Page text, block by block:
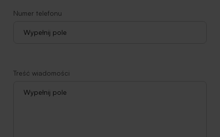
Numer telefonu
Treść wiadomości